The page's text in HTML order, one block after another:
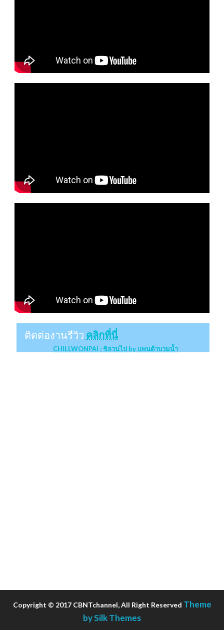
ติดต่องานรีวิว คลิกที่นี่
CHILLWONPAI : ชิลวนไป by แพนด้าบวมน้ำ
Copyright © 2017 CBNTchannel, All Right Reserved Theme
by Silk Themes